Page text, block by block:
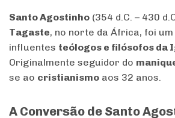
Santo Agostinho (354 d.C. – 430
Tagaste, no norte da África, foi um
influentes teólogos e filósofos da
Originalmente seguidor do
se ao cristianismo aos 32 anos.
A Conversão de Santo